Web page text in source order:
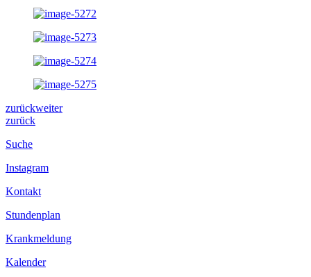
zurückweiter
zurück
Suche
Instagram
Kontakt
Stundenplan
Krankmeldung
Kalender